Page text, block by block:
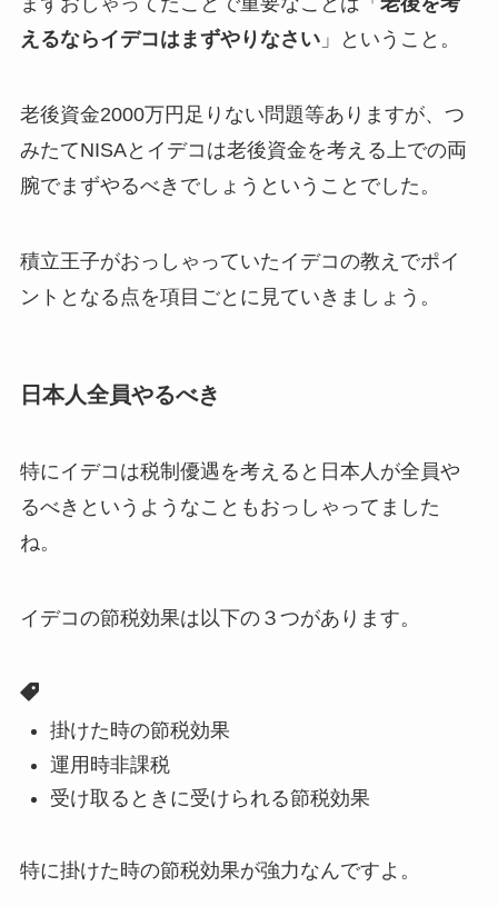
えるならイデコはまずやりなさい」ということ。
老後資金2000万円足りない問題等ありますが、つ
みたてNISAとイデコは老後資金を考える上での両
腕でまずやるべきでしょうということでした。
積立王子がおっしゃっていたイデコの教えでポイ
ントとなる点を項目ごとに見ていきましょう。
日本人全員やるべき
特にイデコは税制優遇を考えると日本人が全員や
るべきというようなこともおっしゃってました
ね。
イデコの節税効果は以下の３つがあります。
掛けた時の節税効果
運用時非課税
受け取るときに受けられる節税効果
特に掛けた時の節税効果が強力なんですよ。